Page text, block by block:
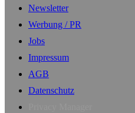
Newsletter
Werbung / PR
Jobs
Impressum
AGB
Datenschutz